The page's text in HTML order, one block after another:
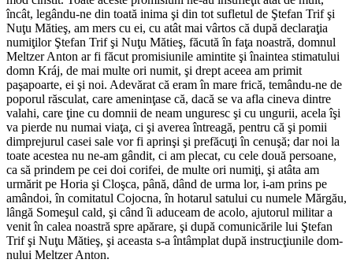
încât, legându-ne din toată inima şi din tot sufletul de Ştefan Trif şi
Nuţu Mătieş, am mers cu ei, cu atât mai vârtos că după de­claraţia
numiţilor Ştefan Trif şi Nuţu Mătieş, făcută în faţa noastră, domnul
Meltzer Anton ar fi făcut promisiunile amin­tite şi înaintea stimatului
domn Kráj, de mai multe ori numit, şi drept aceea am primit
paşapoarte, ei şi noi. Adevărat că eram în mare frică, temându-ne de
poporul răsculat, care ameninţase că, dacă se va afla cineva dintre
valahi, care ţine cu domnii de neam unguresc şi cu ungurii, acela îşi
va pierde nu numai viaţa, ci şi averea întreagă, pentru că şi pomii
dimprejurul casei sale vor fi aprinşi şi prefăcuţi în cenuşă; dar noi la
toate acestea nu ne-am gândit, ci am plecat, cu cele două persoane,
ca să prindem pe cei doi corifei, de multe ori numiţi, şi atâta am
urmărit pe Horia şi Cloşca, până, dând de urma lor, i-am prins pe
amândoi, în comitatul Cojocna, în hotarul satului cu numele Mărgău,
lângă Someşul cald, şi când îi aduceam de acolo, ajutorul militar a
venit în calea noastră spre apărare, şi după comunicările lui Ştefan
Trif şi Nuţu Mătieş, şi aceasta s-a întâmplat după instrucţiunile dom­
nului Meltzer Anton.